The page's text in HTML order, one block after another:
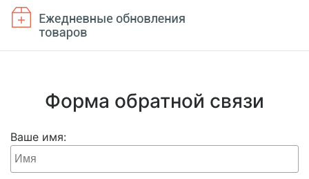
Форма обратной связи
Ваше имя: